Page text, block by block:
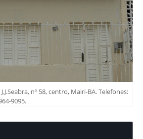
nº 58, centro, Mairi-BA. Telefones:
9095.